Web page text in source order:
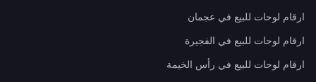
ارقام لوحات للبيع في عجمان
ارقام لوحات للبيع في الفجيرة
ارقام لوحات للبيع في رأس الخيمة